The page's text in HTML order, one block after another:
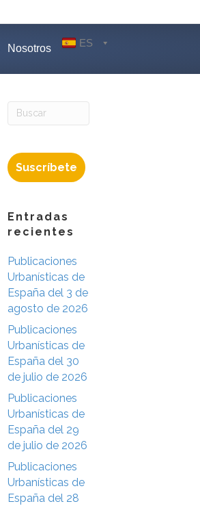
Nosotros ES
Suscríbete
Entradas
recientes
Publicaciones
Urbanísticas de
España del 3 de
agosto de 2026
Publicaciones
Urbanísticas de
España del 30
de julio de 2026
Publicaciones
Urbanísticas de
España del 29
de julio de 2026
Publicaciones
Urbanísticas de
España del 28